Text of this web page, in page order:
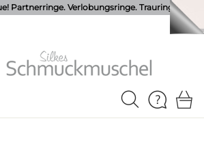
Partnerringe. Verlobungsringe. Trauringe.